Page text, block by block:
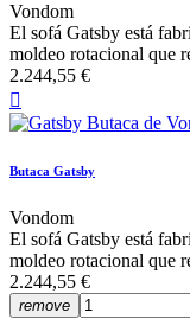
Vondom
El sofá Gatsby está
moldeo rotacional que
2.244,55 €

Butaca Gatsby
Vondom
El sofá Gatsby está
moldeo rotacional que
2.244,55 €
remove